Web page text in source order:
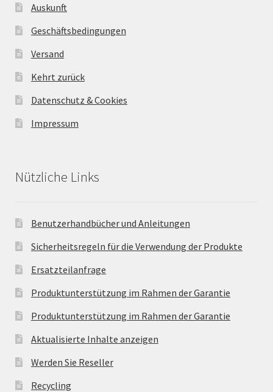
Auskunft
Geschäftsbedingungen
Versand
Kehrt zurück
Datenschutz & Cookies
Impressum
Nützliche Links
Benutzerhandbücher und Anleitungen
Sicherheitsregeln für die Verwendung der Produkte
Ersatzteilanfrage
Produktunterstützung im Rahmen der Garantie
Produktunterstützung im Rahmen der Garantie
Aktualisierte Inhalte anzeigen
Werden Sie Reseller
Recycling